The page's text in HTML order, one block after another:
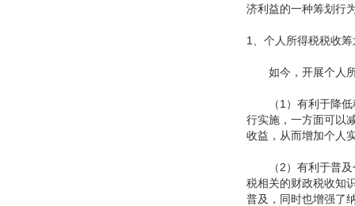
济利益的一种筹划行
1、个人所得税税收
如今，开展个人所
（1）有利于降低税
行实施，一方面可以
收益，从而增加个人
（2）有利于普及个
税相关的财政税收知
普及，同时也增强了